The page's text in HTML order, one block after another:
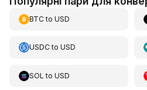
BTCto USD
USDCto USD
SOL to USD